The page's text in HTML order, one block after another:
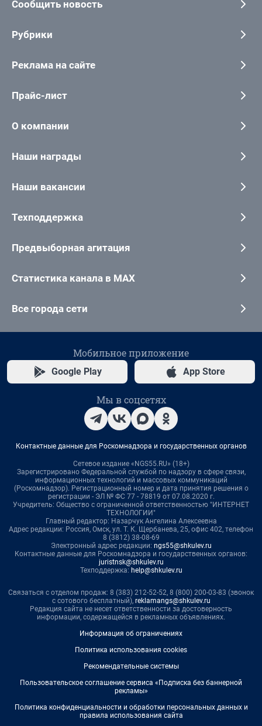
Сообщить новость
Рубрики
Реклама на сайте
Прайс-лист
О компании
Наши награды
Наши вакансии
Техподдержка
Предвыборная агитация
Статистика канала в MAX
Все города сети
Мобильное приложение
Google Play App Store
Мы в соцсетях
Контактные данные для Роскомнадзора и государственных органов
Сетевое издание «NGS55.RU» (18+)
Зарегистрировано Федеральной службой по надзору в сфере связи,
информационных технологий и массовых коммуникаций
(Роскомнадзор). Регистрационный номер и дата принятия решения о
регистрации - ЭЛ № ФС 77 - 78819 от 07.08.2020 г.
Учредитель: Общество с ограниченной ответственностью "ИНТЕРНЕТ
ТЕХНОЛОГИИ"
Главный редактор: Назарчук Ангелина Алексеевна
Адрес редакции: Россия, Омск, ул. Т. К. Щербанева, 25, офис 402, телефон
8 (3812) 38-08-69
Электронный адрес редакции: ngs55@shkulev.ru
Контактные данные для Роскомнадзора и государственных органов:
juristnsk@shkulev.ru
Техподдержка: help@shkulev.ru
Связаться с отделом продаж: 8 (383) 212-52-52, 8 (800) 200-03-83 (звонок
с сотового бесплатный), reklamangs@shkulev.ru
Редакция сайта не несет ответственности за достоверность
информации, содержащейся в рекламных объявлениях.
Информация об ограничениях
Политика использования cookies
Рекомендательные системы
Пользовательское соглашение сервиса «Подписка без баннерной
рекламы»
Политика конфиденциальности и обработки персональных данных и
правила использования сайта